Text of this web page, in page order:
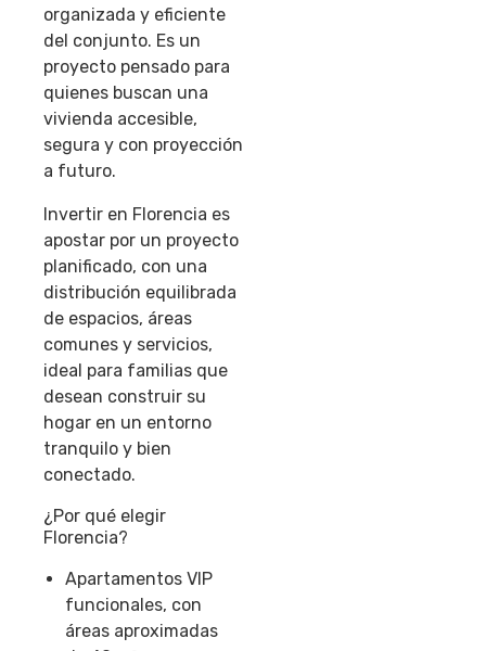
organizada y eficiente
del conjunto. Es un
proyecto pensado para
quienes buscan una
vivienda accesible,
segura y con proyección
a futuro.
Invertir en Florencia es
apostar por un proyecto
planificado, con una
distribución equilibrada
de espacios, áreas
comunes y servicios,
ideal para familias que
desean construir su
hogar en un entorno
tranquilo y bien
conectado.
¿Por qué elegir
Florencia?
Apartamentos VIP
funcionales, con
áreas aproximadas